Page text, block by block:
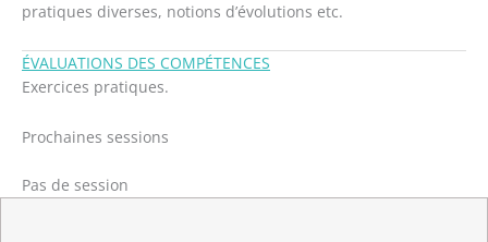
pratiques diverses, notions d’évolutions etc.
ÉVALUATIONS DES COMPÉTENCES
Exercices pratiques.
Prochaines sessions
Pas de session